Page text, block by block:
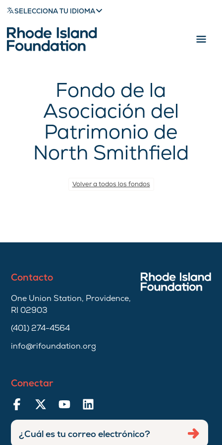
SELECCIONA TU IDIOMA
Fondo de la
Asociación del
Patrimonio de
North Smithfield
Volver a todos los fondos
Contacto
One Union Station, Providence,
RI 02903
(401) 274-4564
info@rifoundation.org
Conectar
Ingresar
dirección
Enviar